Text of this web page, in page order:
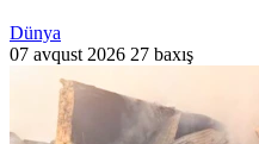
Dünya
07 avqust 2026 27 baxış